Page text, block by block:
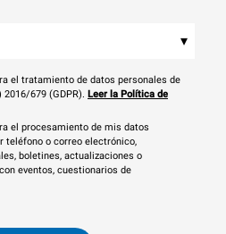
▾
el tratamiento de datos personales de
679 (GDPR). Leer la Política de
el procesamiento de mis datos
teléfono o correo electrónico,
boletines, actualizaciones o
eventos, cuestionarios de